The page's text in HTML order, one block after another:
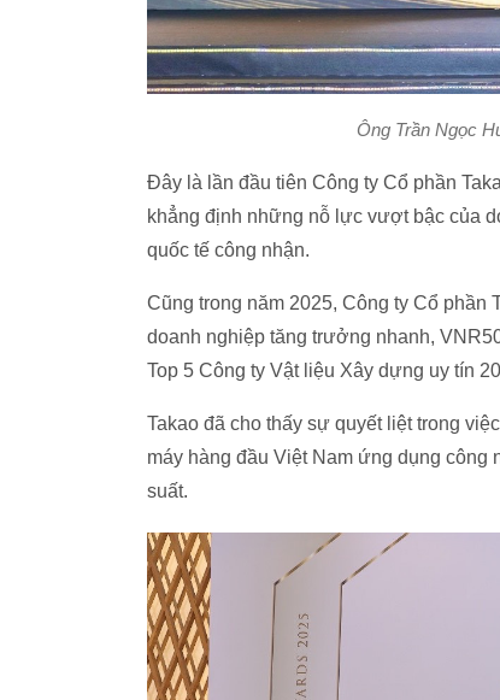
Ông Trần Ngọc
Đây là lần đầu tiên Công ty Cổ phần
khẳng định những nỗ lực vượt bậc của
quốc tế công nhận.
Cũng trong năm 2025, Công ty Cổ phần
doanh nghiệp tăng trưởng nhanh,
Top 5 Công ty Vật liệu Xây dựng uy tín
Takao đã cho thấy sự quyết liệt trong
máy hàng đầu Việt Nam ứng dụng công
suất.